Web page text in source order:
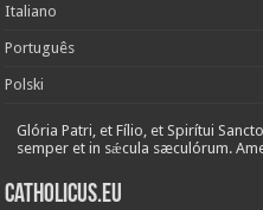
Italiano
Português
Polski
Glória Patri, et Fílio, et Spirítui
semper et in sǽcula sæculórum.
Catholicus.eu